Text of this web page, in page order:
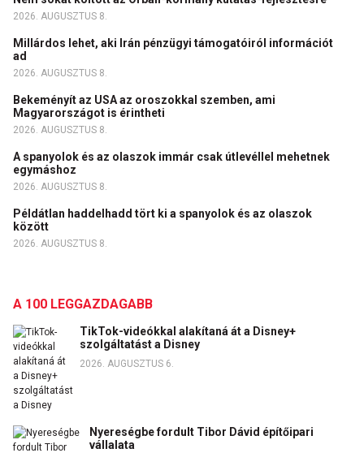
2026. AUGUSZTUS 8.
Millárdos lehet, aki Irán pénzügyi támogatóiról információt
ad
2026. AUGUSZTUS 8.
Bekeményít az USA az oroszokkal szemben, ami
Magyarországot is érintheti
2026. AUGUSZTUS 8.
A spanyolok és az olaszok immár csak útlevéllel mehetnek
egymáshoz
2026. AUGUSZTUS 8.
Példátlan haddelhadd tört ki a spanyolok és az olaszok
között
2026. AUGUSZTUS 8.
A 100 LEGGAZDAGABB
TikTok-videókkal alakítaná át a Disney+
szolgáltatást a Disney
2026. AUGUSZTUS 6.
Nyereségbe fordult Tibor Dávid építőipari
vállalata